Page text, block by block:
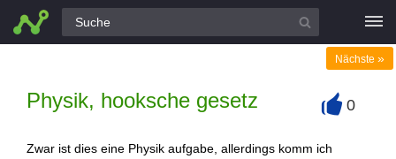
Alle Fragen
Physik, hooksche gesetz
Nächste »
0
Zwar ist dies eine Physik aufgabe, allerdings komm ich